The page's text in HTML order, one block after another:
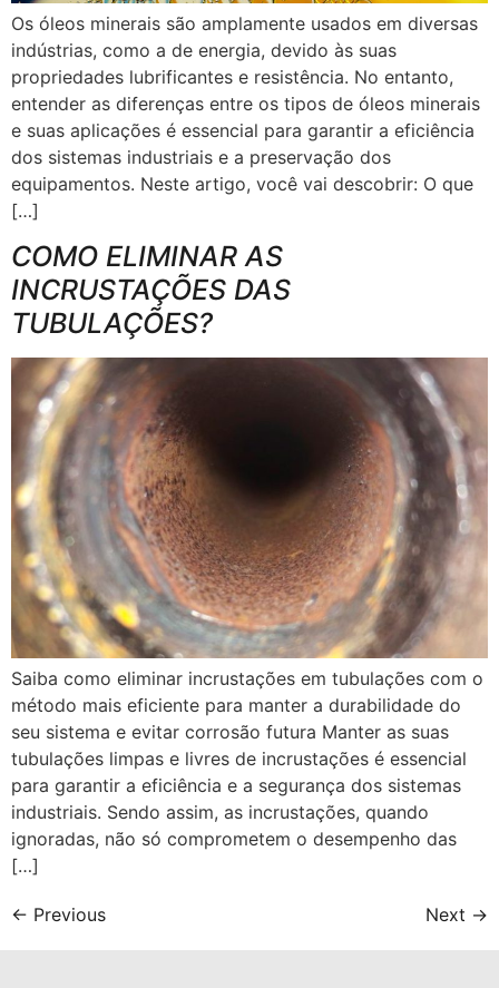
Os óleos minerais são amplamente usados em diversas
indústrias, como a de energia, devido às suas
propriedades lubrificantes e resistência. No entanto,
entender as diferenças entre os tipos de óleos minerais
e suas aplicações é essencial para garantir a eficiência
dos sistemas industriais e a preservação dos
equipamentos. Neste artigo, você vai descobrir: O que
[…]
COMO ELIMINAR AS
INCRUSTAÇÕES DAS
TUBULAÇÕES?
Saiba como eliminar incrustações em tubulações com o
método mais eficiente para manter a durabilidade do
seu sistema e evitar corrosão futura Manter as suas
tubulações limpas e livres de incrustações é essencial
para garantir a eficiência e a segurança dos sistemas
industriais. Sendo assim, as incrustações, quando
ignoradas, não só comprometem o desempenho das
[…]
← Previous Next →